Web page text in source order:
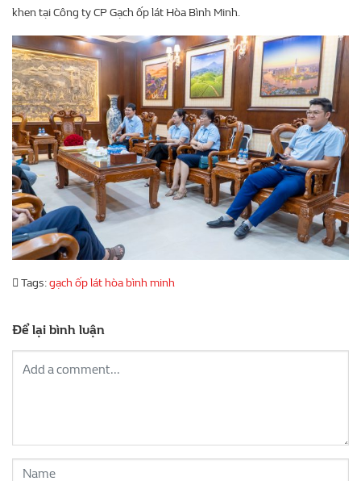
khen tại Công ty CP Gạch ốp lát Hòa Bình Minh.
Tags:gạch ốp lát hòa bình minh
Để lại bình luận